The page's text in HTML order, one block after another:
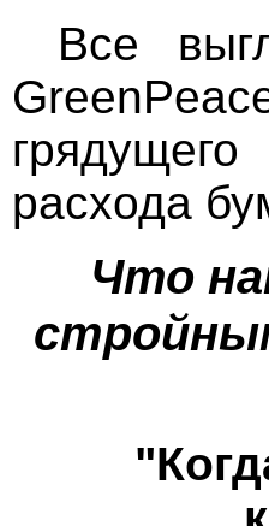
Все
расхода
Что